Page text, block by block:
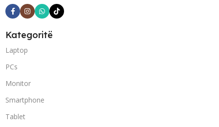
Kategoritë
Laptop
PCs
Monitor
Smartphone
Tablet